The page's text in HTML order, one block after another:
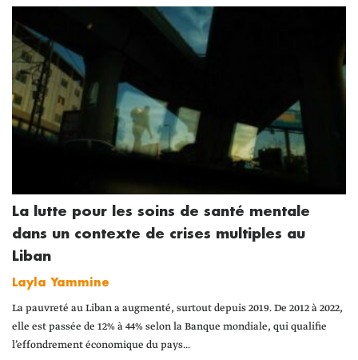
La lutte pour les soins de santé mentale
dans un contexte de crises multiples au
Liban
Layla Yammine
La pauvreté au Liban a augmenté, surtout depuis 2019. De 2012 à 2022,
elle est passée de 12% à 44% selon la Banque mondiale, qui qualifie
l’effondrement économique du pays...